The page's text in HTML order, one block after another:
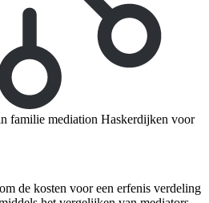
familie mediation Haskerdijken voor
de kosten voor een erfenis verdeling